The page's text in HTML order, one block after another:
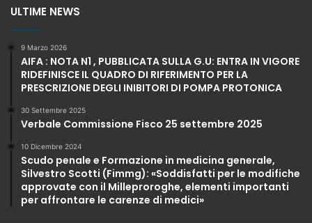
ULTIME NEWS
9 Marzo 2026
AIFA : NOTA N1 , PUBBLICATA SULLA G.U: ENTRA IN VIGORE
RIDEFINISCE IL QUADRO DI RIFERIMENTO PER LA
PRESCRIZIONE DEGLI INIBITORI DI POMPA PROTONICA
30 Settembre 2025
Verbale Commissione Fisco 25 settembre 2025
10 Dicembre 2024
Scudo penale e Formazione in medicina generale,
Silvestro Scotti (Fimmg): «Soddisfatti per le modifiche
approvate con il Milleproroghe, elementi importanti
per affrontare le carenze di medici»